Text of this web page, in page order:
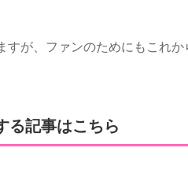
が、ファンのためにもこれか
る記事はこちら